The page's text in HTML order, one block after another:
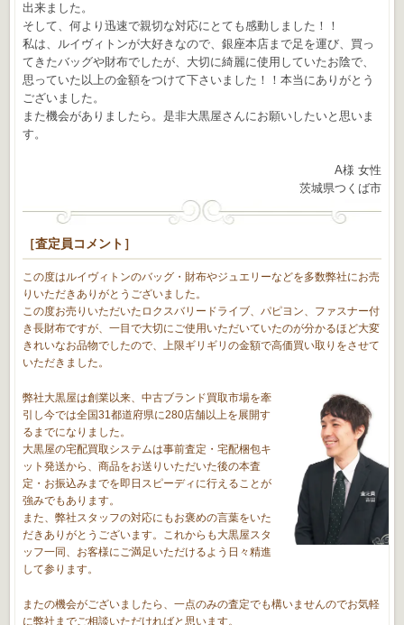
出来ました。
そして、何より迅速で親切な対応にとても感動しました！！
私は、ルイヴィトンが大好きなので、銀座本店まで足を運び、買っ
てきたバッグや財布でしたが、大切に綺麗に使用していたお陰で、
思っていた以上の金額をつけて下さいました！！本当にありがとう
ございました。
また機会がありましたら。是非大黒屋さんにお願いしたいと思いま
す。
A様 女性
茨城県つくば市
［査定員コメント］
この度はルイヴィトンのバッグ・財布やジュエリーなどを多数弊社にお売
りいただきありがとうございました。
この度お売りいただいたロクスバリードライブ、パピヨン、ファスナー付
き長財布ですが、一目で大切にご使用いただいていたのが分かるほど大変
きれいなお品物でしたので、上限ギリギリの金額で高価買い取りをさせて
いただきました。
弊社大黒屋は創業以来、中古ブランド買取市場を牽
引し今では全国31都道府県に280店舗以上を展開す
るまでになりました。
大黒屋の宅配買取システムは事前査定・宅配梱包キ
ット発送から、商品をお送りいただいた後の本査
定・お振込みまでを即日スピーディに行えることが
強みでもあります。
また、弊社スタッフの対応にもお褒めの言葉をいた
だきありがとうございます。これからも大黒屋スタ
ッフ一同、お客様にご満足いただけるよう日々精進
して参ります。
またの機会がございましたら、一点のみの査定でも構いませんのでお気軽
に弊社までご相談いただければと思います。